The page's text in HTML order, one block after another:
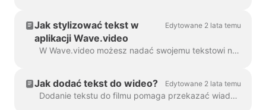
Jak stylizować tekst w
aplikacji Wave.video
Edytowane 2 lata temu
W Wave.video możesz nadać swojemu tekstowi na wideo taki styl, jaki chcesz. Oto dostępne opcje edycji: Zmień czcionkę Zmień kolor tekstu...
Jak dodać tekst do wideo? Edytowane 2 lata temu
Dodanie tekstu do filmu pomaga przekazać wiadomość, nawet jeśli widzowie oglądają film z wyłączonym dźwiękiem. W Wave.video można to zrobić ...